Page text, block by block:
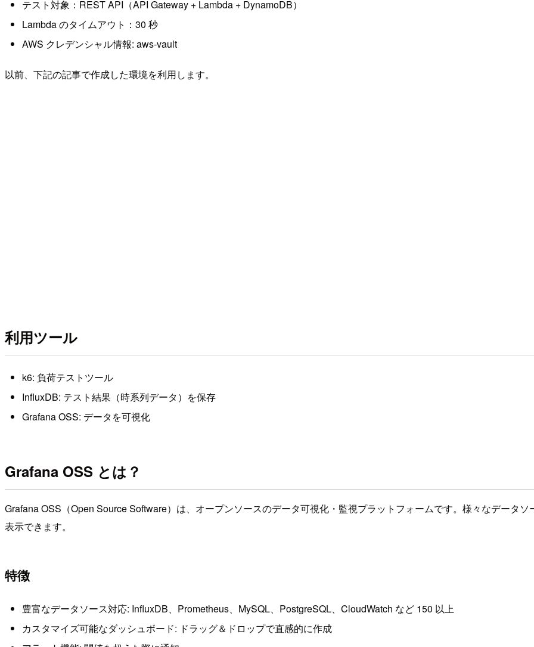
テスト対象：REST API（API Gateway + Lambda + DynamoDB）
Lambda のタイムアウト：30 秒
AWS クレデンシャル情報: aws-vault
以前、下記の記事で作成した環境を利用します。
利用ツール
k6: 負荷テストツール
InfluxDB: テスト結果（時系列データ）を保存
Grafana OSS: データを可視化
Grafana OSS とは？
Grafana OSS（Open Source Software）は、オープンソースのデータ可視化・監視プラットフォームです。様々なデータ
表示できます。
特徴
豊富なデータソース対応: InfluxDB、Prometheus、MySQL、PostgreSQL、CloudWatch など 150 以上
カスタマイズ可能なダッシュボード: ドラッグ＆ドロップで直感的に作成